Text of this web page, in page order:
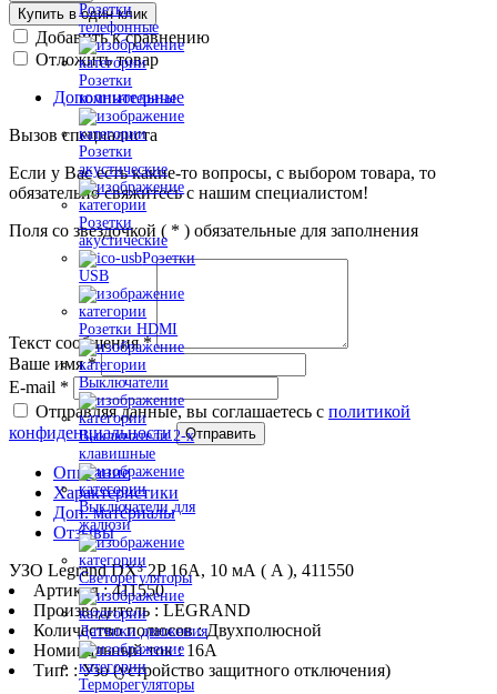
Розетки
телефонные
Розетки
компьютерные
Розетки
акустические
Розетки
акустические
Розетки
USB
Розетки HDMI
Выключатели
Выключатели 2-х
клавишные
Выключатели для
жалюзи
Светорегуляторы
Датчики движения
Терморегуляторы
Купить в один клик
Добавить к сравнению
Отложить товар
Дополнительные
Вызов специалиста
Если у Вас есть какие-то вопросы, с выбором товара, то
обязательно свяжитесь с нашим специалистом!
Поля со звездочкой ( * ) обязательные для заполнения
Текст сообщения*
Ваше имя*
E-mail *
Отправляя данные, вы соглашаетесь с политикой
конфиденциальности
Отправить
Описание
Характеристики
Доп. материалы
Отзывы
УЗО Legrand DX³ 2P 16А, 10 мА ( A ), 411550
Артикул : 411550
Производитель : LEGRAND
Количество полюсов : Двухполюсной
Номинальный ток : 16A
Тип: : Узо (устройство защитного отключения)